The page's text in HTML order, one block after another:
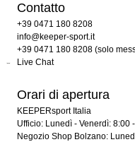
Contatto
+39 0471 180 8208
info@keeper-sport.it
+39 0471 180 8208 (solo
Live Chat
Orari di apertura
KEEPERsport Italia
Ufficio: Lunedì - Venerdì: 8:00
Negozio Shop Bolzano: